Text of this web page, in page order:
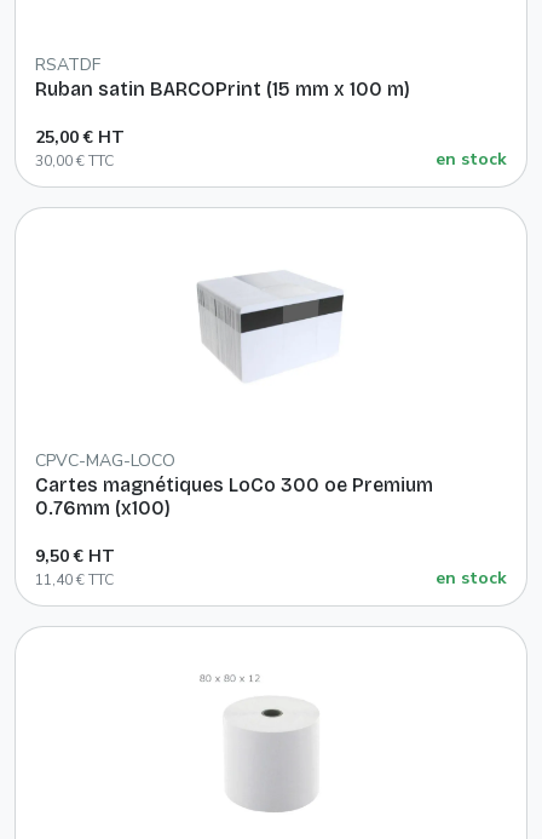
RSATDF
Ruban satin BARCOPrint (15 mm x 100 m)
25,00 € HT
30,00 € TTC en stock
CPVC-MAG-LOCO
Cartes magnétiques LoCo 300 oe Premium
0.76mm (x100)
9,50 € HT
11,40 € TTC en stock